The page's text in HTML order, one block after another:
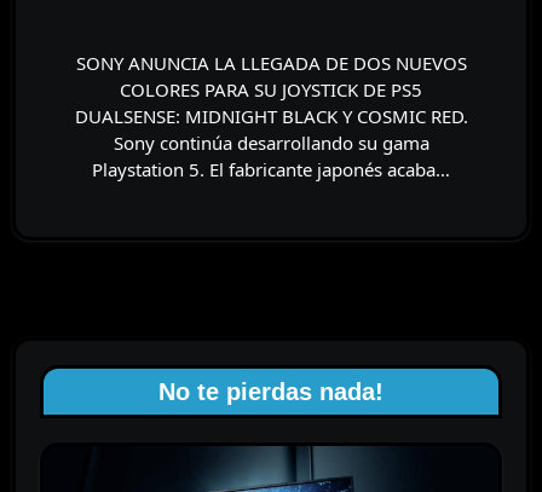
SONY ANUNCIA LA LLEGADA DE DOS NUEVOS
COLORES PARA SU JOYSTICK DE PS5
DUALSENSE: MIDNIGHT BLACK Y COSMIC RED.
Sony continúa desarrollando su gama
Playstation 5. El fabricante japonés acaba…
No te pierdas nada!